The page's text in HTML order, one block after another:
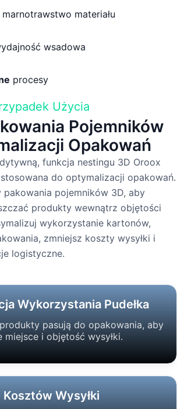
marnotrawstwo materiału
wsadowa
procesy
Użycia
Pojemników
Opakowań
funkcja nestingu 3D Oroox
do optymalizacji opakowań.
pojemników 3D, aby
produkty wewnątrz objętości
wykorzystanie kartonów,
zmniejsz koszty wysyłki i
logistyczne.
Wykorzystania Pudełka
pasują do opakowania, aby
miejsce i objętość wysyłki.
Wysyłki